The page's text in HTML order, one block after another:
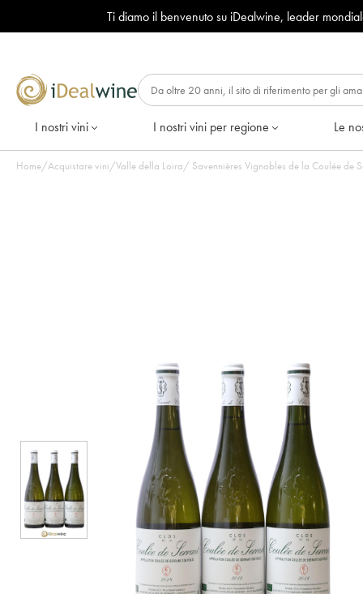
Ti diamo il benvenuto su iDealwine, leader
I nostri vini I nostri vini per regione Le
Home/Acquistare vini/Valle della Loira/ Savennières Vignobles de la Coulée de